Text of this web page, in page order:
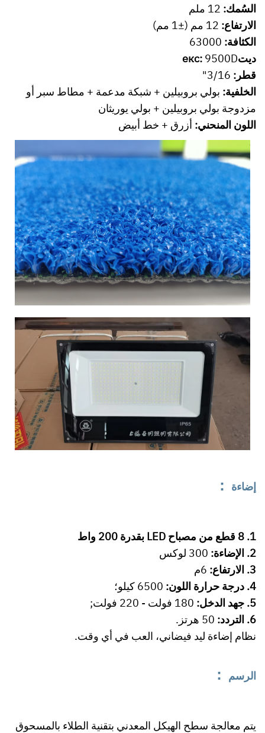
السُمك: 12 ملم
الارتفاع: 12 مم (±1 مم)
الكثافة: 63000
ديتекс:9500D
قطر: 3/16"
الخلفية: بولي بروبيلين + شبكة مدعمة + مطاط سبر أو
مزدوجة بولي بروبيلين + بولي يوريثان
اللون المنحني: أزرق + خط أبيض
إضاءة ：
1. 8 قطع من مصباح LED بقدرة 200 واط
2. الإضاءة:
300 لوكس
3. الارتفاع:
6م
4. درجة حرارة اللون:
6500 كيلو؛
5. جهد الدخل:
180 فولت - 220 فولت;
6. التردد:
50 هرتز.
نظام إضاءة ليد فيضاني، العب في أي وقت.
الرسم ：
يتم معالجة سطح الهيكل المعدني بتقنية الطلاء بالمسحوق